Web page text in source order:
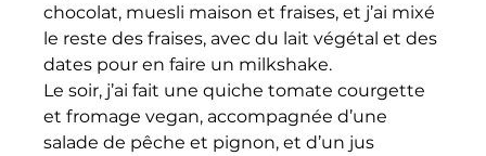
chocolat, muesli maison et fraises, et j’ai mixé
le reste des fraises, avec du lait végétal et des
dates pour en faire un milkshake.
Le soir, j’ai fait une quiche tomate courgette
et fromage vegan, accompagnée d’une
salade de pêche et pignon, et d’un jus